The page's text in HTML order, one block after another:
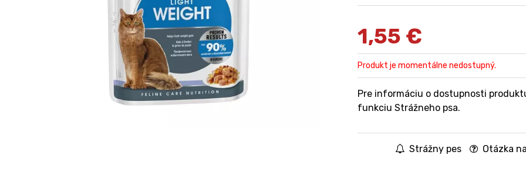
1,55 €
Produkt je momentálne nedostupný.
Pre informáciu o dostupnosti
funkciu Strážneho psa.
Strážny pes Otázka